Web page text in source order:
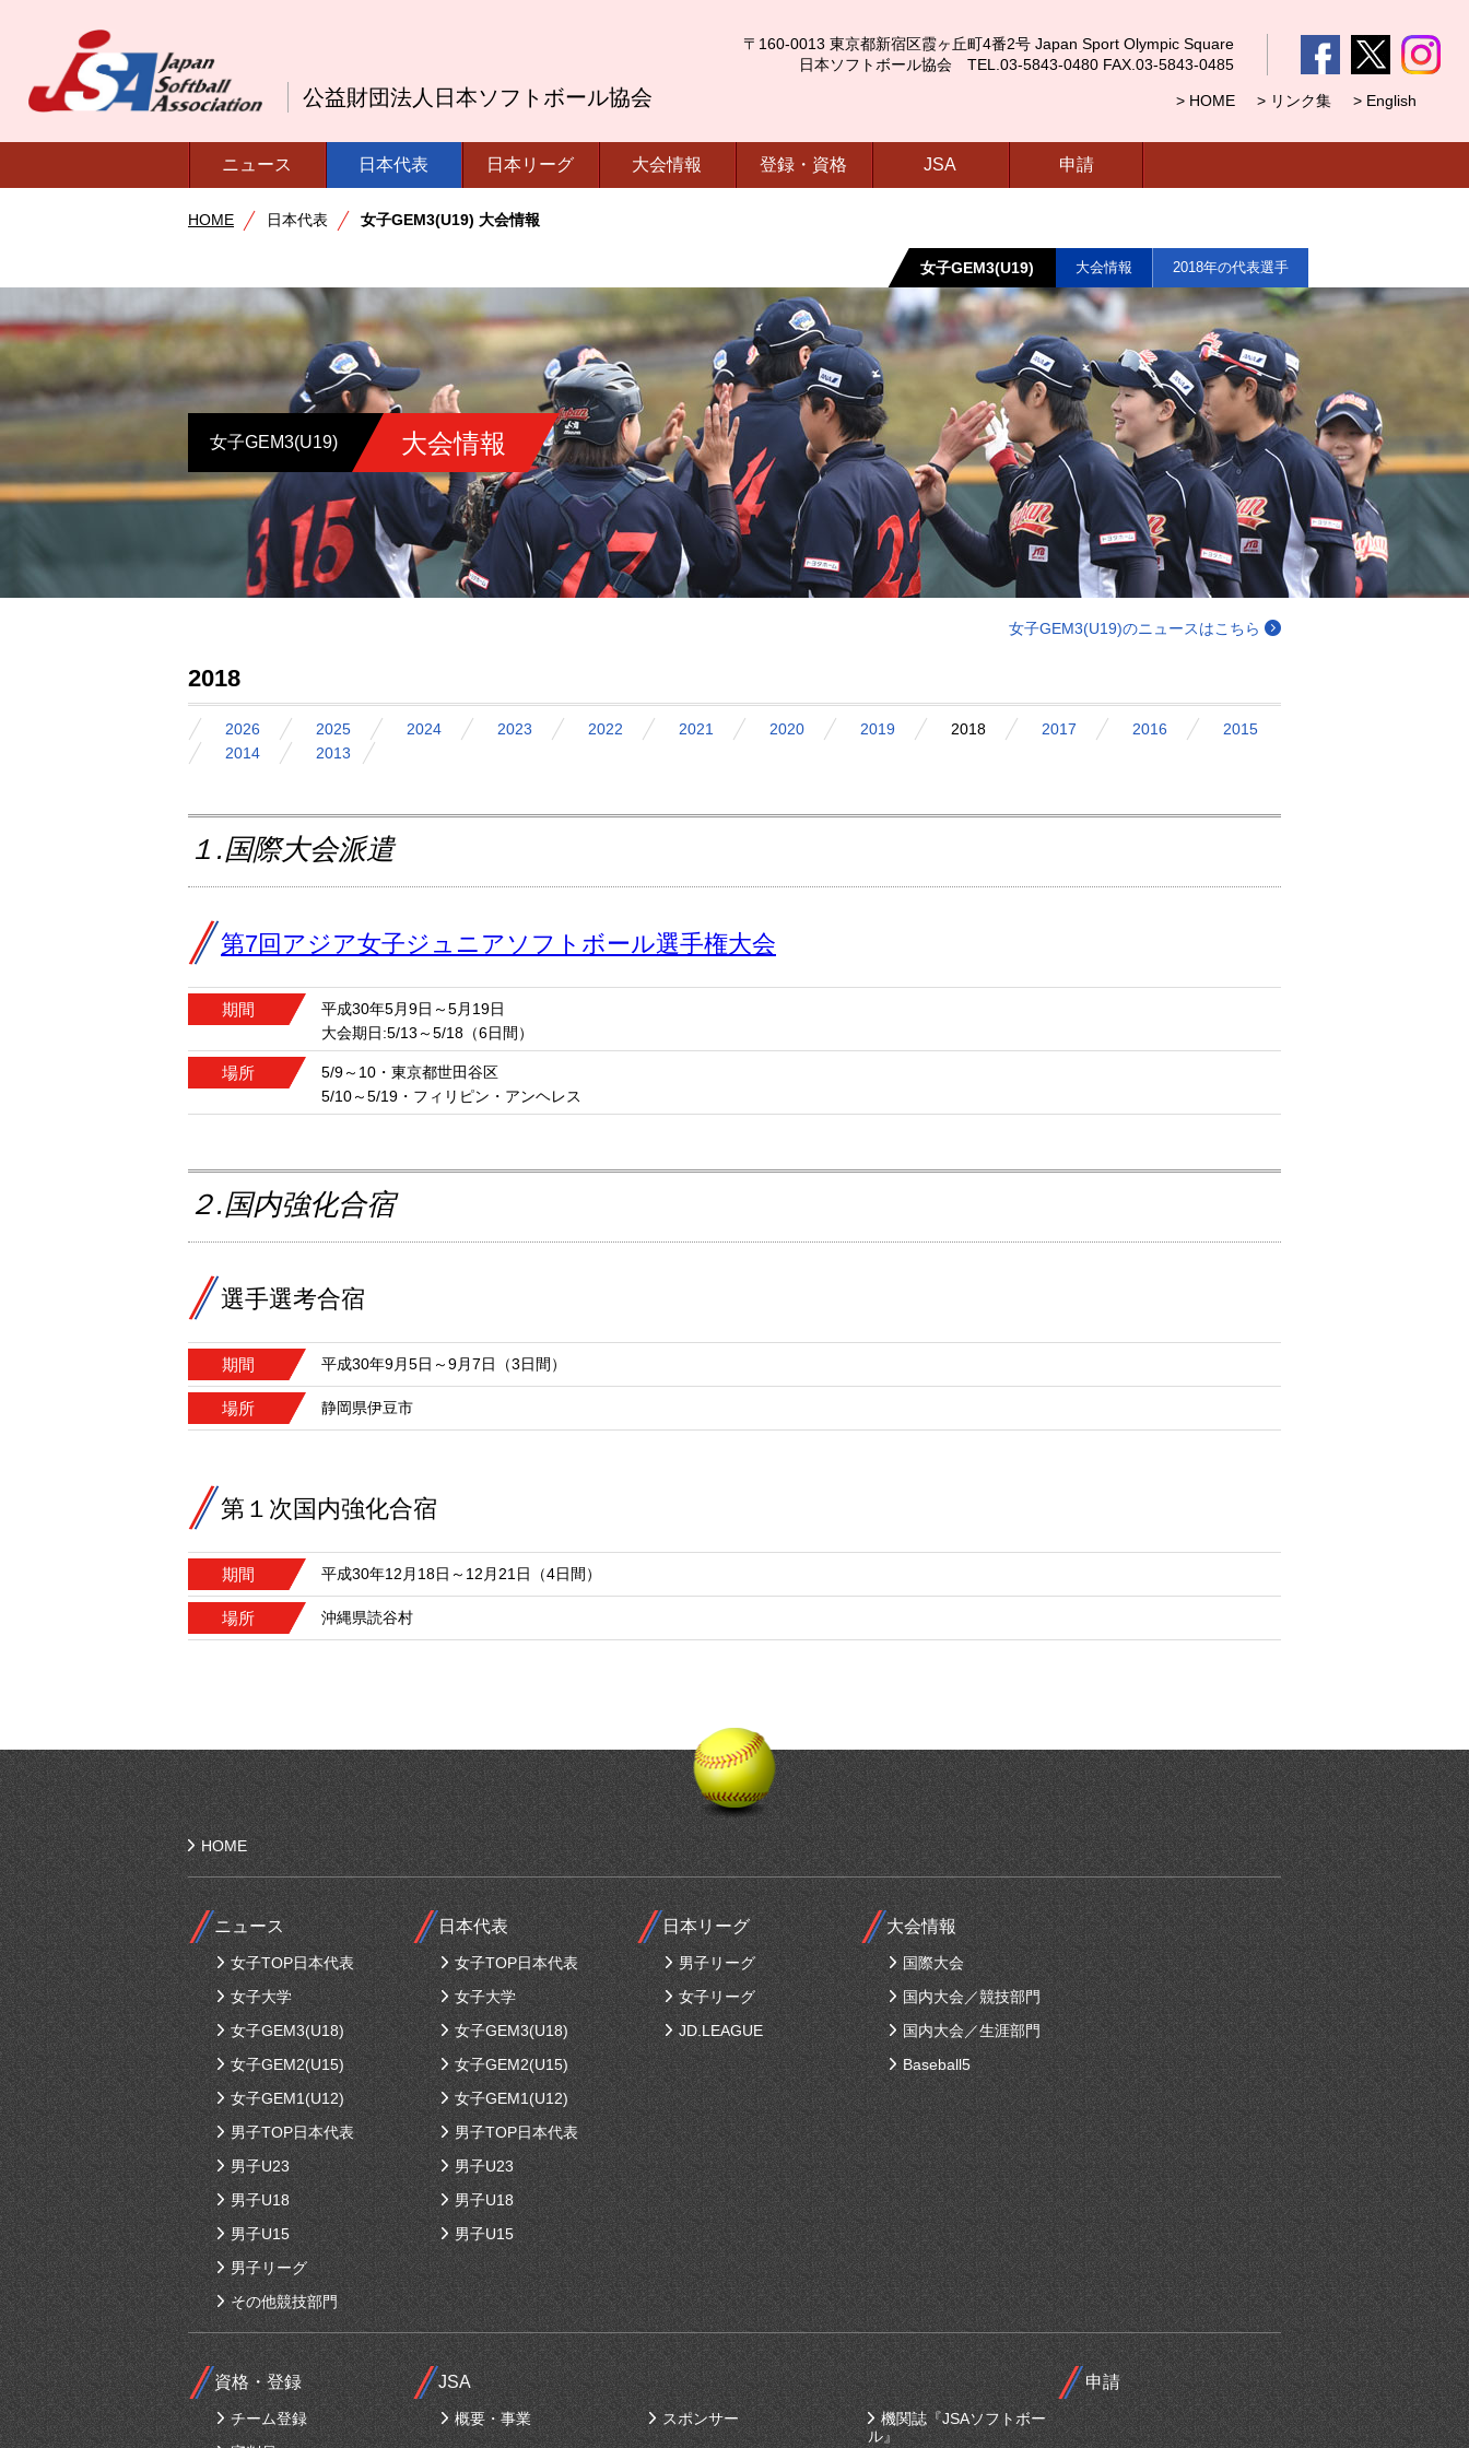
公益財団法人日本ソフトボール協会
〒160-0013 東京都新宿区霞ヶ丘町4番2号 Japan Sport Olympic Square
日本ソフトボール協会 TEL.03-5843-0480 FAX.03-5843-0485
> HOME > リンク集 > English
ニュース 日本代表 日本リーグ 大会情報 登録・資格 JSA 申請
HOME 日本代表 女子GEM3(U19) 大会情報
女子GEM3(U19) 大会情報 2018年の代表選手
女子GEM3(U19) 大会情報
女子GEM3(U19)のニュースはこちら
2018
2026 2025 2024 2023 2022 2021 2020 2019 2018 2017 2016
2015
2014
2013
１.国際大会派遣
第7回アジア女子ジュニアソフトボール選手権大会
期間
平成30年5月9日～5月19日
大会期日:5/13～5/18（6日間）
場所
5/9～10・東京都世田谷区
5/10～5/19・フィリピン・アンヘレス
２.国内強化合宿
選手選考合宿
期間 平成30年9月5日～9月7日（3日間）
場所 静岡県伊豆市
第１次国内強化合宿
期間 平成30年12月18日～12月21日（4日間）
場所 沖縄県読谷村
HOME
ニュース
女子TOP日本代表
女子大学
女子GEM3(U18)
女子GEM2(U15)
女子GEM1(U12)
男子TOP日本代表
男子U23
男子U18
男子U15
男子リーグ
その他競技部門
日本代表
女子TOP日本代表
女子大学
女子GEM3(U18)
女子GEM2(U15)
女子GEM1(U12)
男子TOP日本代表
男子U23
男子U18
男子U15
日本リーグ
男子リーグ
女子リーグ
JD.LEAGUE
大会情報
国際大会
国内大会／競技部門
国内大会／生涯部門
Baseball5
資格・登録
チーム登録
JSA
概要・事業 スポンサー
機関誌『JSAソフトボー
ル』
申請